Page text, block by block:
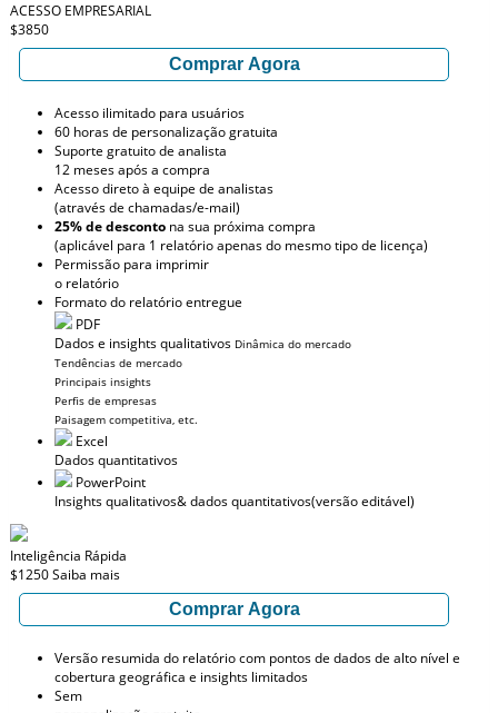
ACESSO EMPRESARIAL
$3850
Comprar Agora
Acesso ilimitado para usuários
60 horas de personalização gratuita
Suporte gratuito de analista
12 meses após a compra
Acesso direto à equipe de analistas
(através de chamadas/e-mail)
25% de desconto na sua próxima compra
(aplicável para 1 relatório apenas do mesmo tipo de licença)
Permissão para imprimir
o relatório
Formato do relatório entregue
PDF
Dados e insights qualitativos Dinâmica do mercado
Tendências de mercado
Principais insights
Perfis de empresas
Paisagem competitiva, etc.
Excel
Dados quantitativos
PowerPoint
Insights qualitativos& dados quantitativos(versão editável)
Inteligência Rápida
$1250Saiba mais
Comprar Agora
Versão resumida do relatório com pontos de dados de alto nível e
cobertura geográfica e insights limitados
Sem